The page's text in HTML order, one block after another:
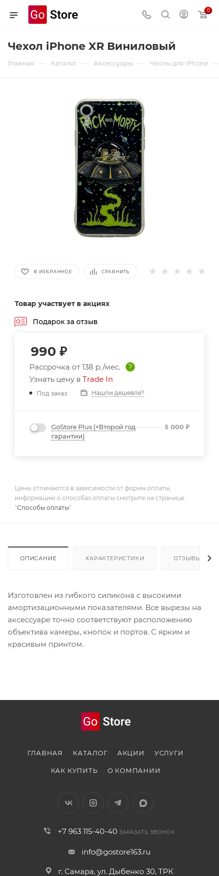
0
Чехол iPhone XR Виниловый
Главная — Каталог — Аксессуары — Чехлы для iPhone
В ИЗБРАННОЕ СРАВНИТЬ
Товар участвует в акциях
Подарок за отзыв
990 ₽
Рассрочка от 138 р./мес.
?
Узнать цену в Trade In
Под заказ Нашли дешевле?
GoStore Plus (+Второй год
гарантии)
5 000 ₽
Цены отличаются в зависимости от формы оплаты,
информацию о способах оплаты смотрите на странице
“Способы оплаты”.
ОПИСАНИЕ ХАРАКТЕРИСТИКИ ОТЗЫВЫ
Изготовлен из гибкого силикона с высокими
амортизационными показателями. Все вырезы на
аксессуаре точно соответствуют расположению
объектива камеры, кнопок и портов. С ярким и
красивым принтом.
ГЛАВНАЯ КАТАЛОГ АКЦИИ УСЛУГИ
КАК КУПИТЬ О КОМПАНИИ
+7 963 115-40-40 ЗАКАЗАТЬ ЗВОНОК
info@gostore163.ru
г. Самара, ул. Дыбенко 30, ТРК